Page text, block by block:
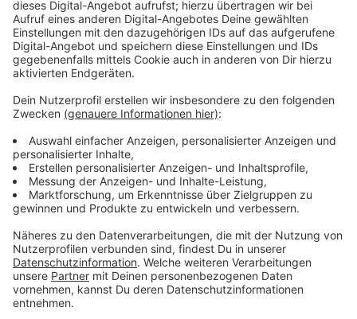
Anzeige
Seit 2018 werden regelmäßige Warntage abgehalten,
teils nur landesweit oder aber auch bundesweit.
Alarmsysteme müssen zum Katastrophenfall
getestet werden, Bürgerinnen und Bürger generell
"sensibilisiert" werden. Am 14. September 2023 fand
der letzte bundesweite Warntag statt. Dazu sagte
NRW-Innenminister Herbert Reul: "Übung macht den
Meister. Deshalb nutzen wir die Gelegenheit, um auch
den Menschen in Nordrhein-Westfalen die Warnung
näherzubringen. Im Ernstfall muss nicht nur die Technik
funktionieren, auch die Leute müssen wachgerüttelt
werden."
Anzeige